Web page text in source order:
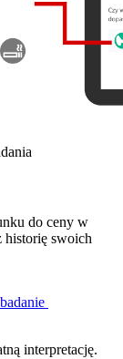
do ceny w
historię swoich
interpretację.